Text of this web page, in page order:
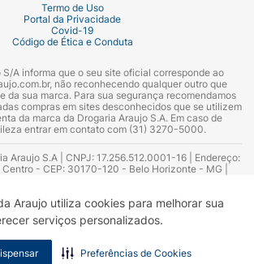
Araujo utiliza cookies para melhorar sua
serviços personalizados.
Preferências de Cookies
Termo de Uso
Portal da Privacidade
Covid-19
Código de Ética e Conduta
S/A informa que o seu site oficial corresponde ao
não reconhecendo qualquer outro que
da sua marca. Para sua segurança recomendamos
compras em sites desconhecidos que se utilizem
da marca da Drogaria Araujo S.A. Em caso de
entrar em contato com (31) 3270-5000.
Araujo S.A | CNPJ: 17.256.512.0001-16 | Endereço:
- CEP: 30170-120 - Belo Horizonte - MG |
CRF 10.965 | Yasmin Silva Alvarenga – CRF 52.584 -
Thiago Aguiar Pinheiro - CRF Nº 13.748. Alvará
| Autorização de Funcionamento da Empresa (AFE):